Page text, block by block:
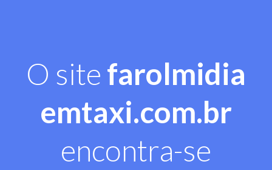
O site farolmidia
emtaxi.com.br
encontra-se